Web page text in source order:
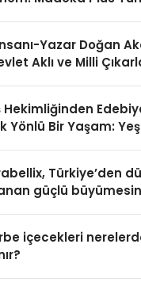
Yazar Doğan
Aklı ve Milli
Hekimliğinden
Yönlü Bir Yaşam:
Türkiye’den
güçlü
içecekleri